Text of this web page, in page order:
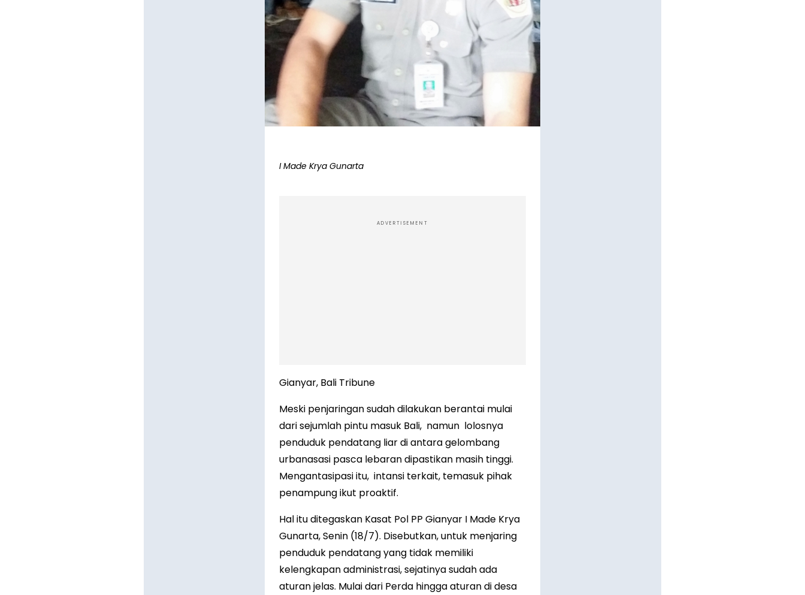
I Made Krya Gunarta
ADVERTISEMENT
Gianyar, Bali Tribune
Meski penjaringan sudah dilakukan berantai mulai
dari sejumlah pintu masuk Bali, namun lolosnya
penduduk pendatang liar di antara gelombang
urbanasasi pasca lebaran dipastikan masih tinggi.
Mengantasipasi itu, intansi terkait, temasuk pihak
penampung ikut proaktif.
Hal itu ditegaskan Kasat Pol PP Gianyar I Made Krya
Gunarta, Senin (18/7). Disebutkan, untuk menjaring
penduduk pendatang yang tidak memiliki
kelengkapan administrasi, sejatinya sudah ada
aturan jelas. Mulai dari Perda hingga aturan di desa